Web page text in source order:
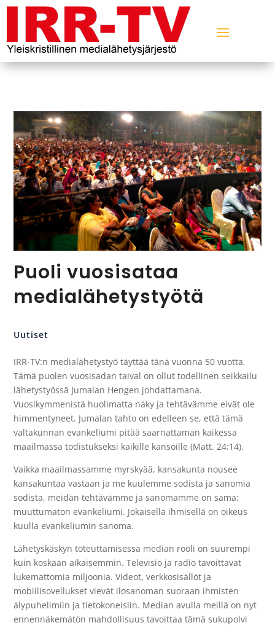
Puoli vuosisataa
medialähetystyötä
Uutiset
IRR-TV:n medialähetystyö täyttää tänä vuonna 50 vuotta.
Tämä puolen vuosisadan taival on ollut todellinen seikkailu
lähetystyössä Jumalan Hengen johdattamana.
Vuosikymmenistä huolimatta näky ja tehtävämme eivät ole
himmentyneet. Jumalan tahto on edelleen se, että tämä
valtakunnan evankeliumi pitää saarnattaman kaikessa
maailmassa todistukseksi kaikille kansoille (Matt. 24:14).
Vaikka maailmassamme myrskyää, kansakunta nousee
kansakuntaa vastaan ja me kuulemme sodista ja sanomia
sodista, meidän tehtävämme ja sanomamme on sama:
muuttumaton evankeliumi. Jokaisella ihmisellä on oikeus
kuulla evankeliumin sanoma.
Lähetyskäskyn toteuttamisessa median rooli on suurempi
kuin koskaan aikaisemmin. Televisio ja radio tavoittavat
lukemattomia miljoonia. Videot, verkkosisällöt ja
mobiilisovellukset vievät ilosanoman suoraan ihmisten
älypuhelimiin ja tietokoneisiin. Median avulla meillä on nyt
ennennäkemätön mahdollisuus tavoittaa tämä sukupolvi